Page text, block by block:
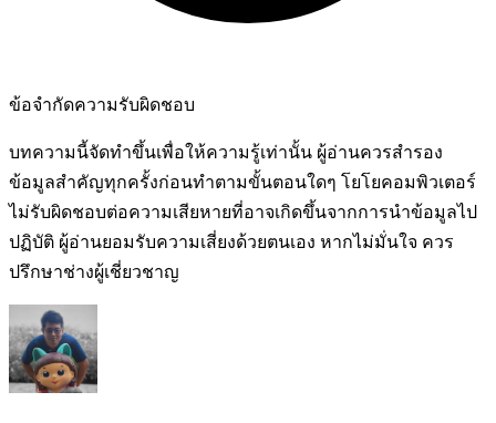
ข้อจำกัดความรับผิดชอบ
บทความนี้จัดทำขึ้นเพื่อให้ความรู้เท่านั้น ผู้อ่านควรสำรอง
ข้อมูลสำคัญทุกครั้งก่อนทำตามขั้นตอนใดๆ โยโยคอมพิวเตอร์
ไม่รับผิดชอบต่อความเสียหายที่อาจเกิดขึ้นจากการนำข้อมูลไป
ปฏิบัติ ผู้อ่านยอมรับความเสี่ยงด้วยตนเอง หากไม่มั่นใจ ควร
ปรึกษาช่างผู้เชี่ยวชาญ